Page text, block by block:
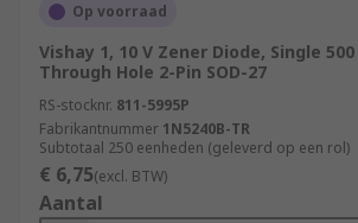
Op voorraad
Vishay 1, 10 V Zener Diode, Single
Through Hole 2-Pin SOD-27
RS-stocknr. 811-5995P
Fabrikantnummer 1N5240B-TR
Subtotaal 250 eenheden (geleverd op een rol)
€ 6,75(excl. BTW)
Aantal